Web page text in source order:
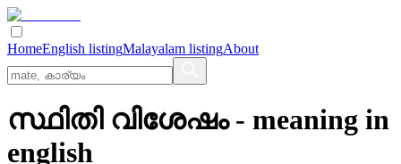
HomeEnglish listingMalayalam listingAbout
സ്ഥിതി വിശേഷം- meaning in
english